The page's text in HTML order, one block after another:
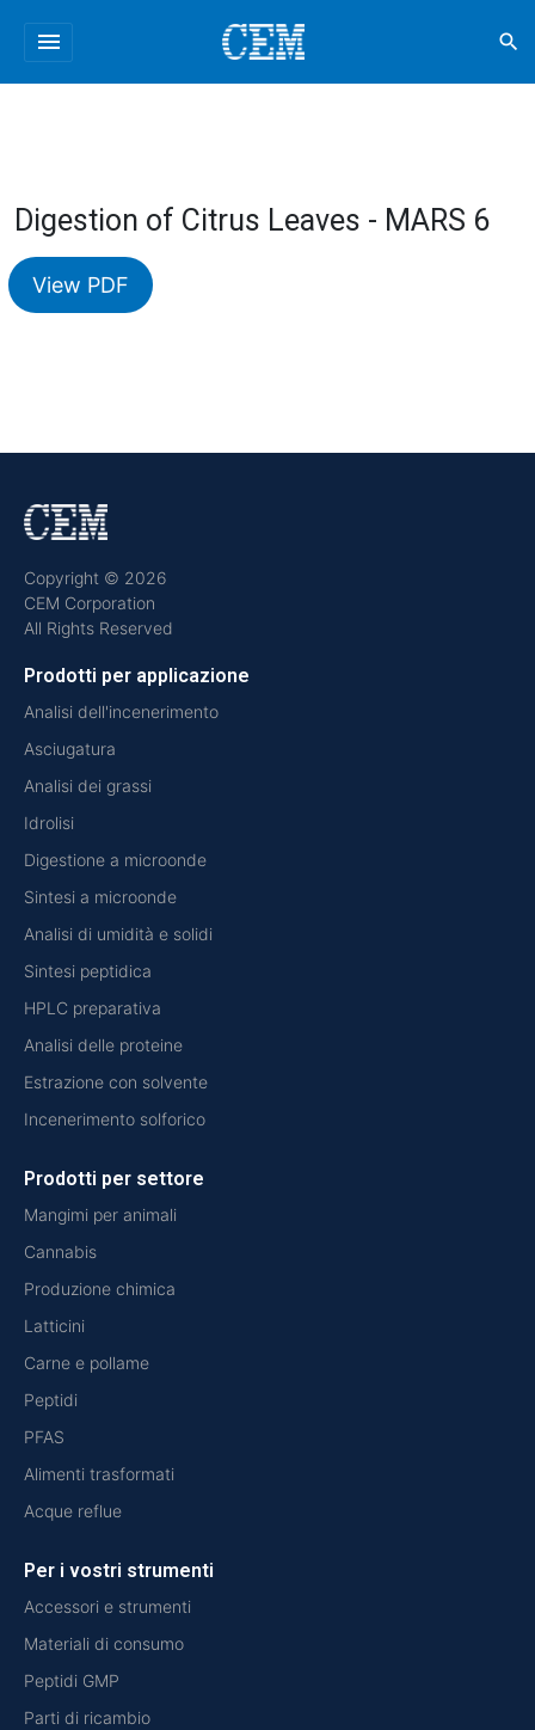
menu search
Digestion of Citrus Leaves - MARS 6
View PDF
Copyright © 2026
CEM Corporation
All Rights Reserved
Prodotti per applicazione
Analisi dell'incenerimento
Asciugatura
Analisi dei grassi
Idrolisi
Digestione a microonde
Sintesi a microonde
Analisi di umidità e solidi
Sintesi peptidica
HPLC preparativa
Analisi delle proteine
Estrazione con solvente
Incenerimento solforico
Prodotti per settore
Mangimi per animali
Cannabis
Produzione chimica
Latticini
Carne e pollame
Peptidi
PFAS
Alimenti trasformati
Acque reflue
Per i vostri strumenti
Accessori e strumenti
Materiali di consumo
Peptidi GMP
Parti di ricambio